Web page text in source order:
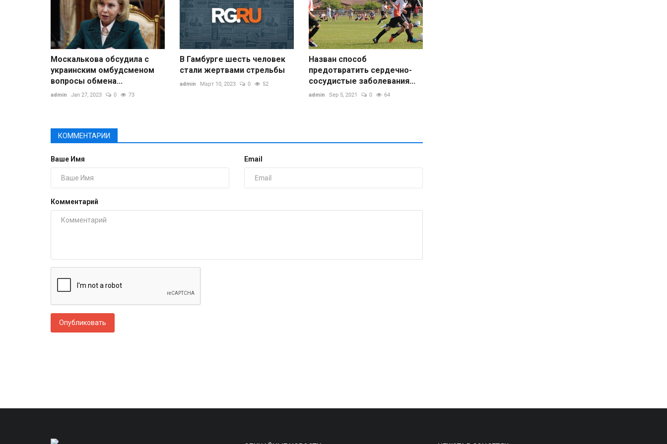
Москалькова обсудила с
украинским омбудсменом
вопросы обмена...
admin Jan 27, 2023 0 73
В Гамбурге шесть человек
стали жертвами стрельбы
admin Март 10, 2023 0 52
Назван способ
предотвратить сердечно-
сосудистые заболевания...
admin Sep 5, 2021 0 64
КОММЕНТАРИИ
Ваше Имя Email
Комментарий
Опубликовать